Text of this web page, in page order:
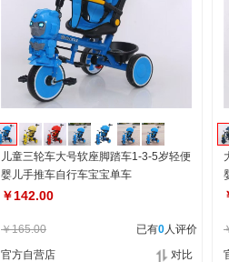
儿童三轮车大号软座脚踏车1-3-5岁轻便
婴儿手推车自行车宝宝单车
￥142.00
￥165.00 已有0人评价
官方自营店
对比